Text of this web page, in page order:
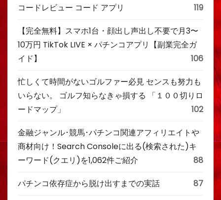
コードレビュー コード アプリ
119
【完全無料】スマホ1台・顔出し声出し不要で月3〜
10万円 TikTok LIVE × パチンコアプリ【副業完全ガ
イド】
106
忙しくて時間がないゴルファー必見 センスも努力も
いらない。 ゴルフ知らなきゃ損する 「１００切りロ
ードマップ」
102
金融ジャンル･競馬･パチンコ関連アフィリエイトや
商材向け！Search Consoleに出る(検索された)キ
ーワード(クエリ)を1,062件ご紹介
88
パチンコ依存症から脱け出すまでの実話 87